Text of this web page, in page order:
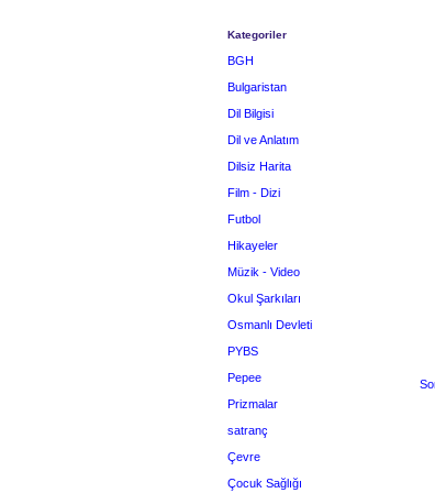
Kategoriler
BGH
Bulgaristan
Dil Bilgisi
Dil ve Anlatım
Dilsiz Harita
Film - Dizi
Futbol
Hikayeler
Müzik - Video
Okul Şarkıları
Osmanlı Devleti
PYBS
Pepee
Prizmalar
satranç
Çevre
Çocuk Sağlığı